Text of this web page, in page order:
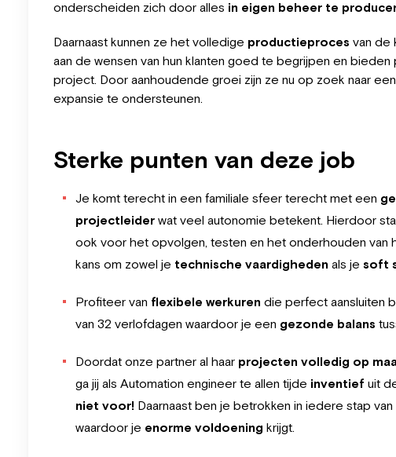
onderscheiden zich door alles in eigen beheer te
Daarnaast kunnen ze het volledige productieproces van de
aan de wensen van hun klanten goed te begrijpen en
project. Door aanhoudende groei zijn ze nu op zoek naar een
expansie te ondersteunen.
Sterke punten van deze job
Je komt terecht in een familiale sfeer terecht met een
projectleider wat veel autonomie betekent. Hierdoor
ook voor het opvolgen, testen en het onderhouden van
kans om zowel je technische vaardigheden als je soft
Profiteer van flexibele werkuren die perfect aansluiten
van 32 verlofdagen waardoor je een gezonde balans
Doordat onze partner al haar projecten volledig op
ga jij als Automation engineer te allen tijde inventief uit
niet voor! Daarnaast ben je betrokken in iedere stap
waardoor je enorme voldoening krijgt.